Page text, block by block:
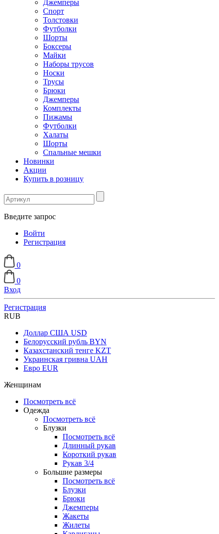
Джемперы
Спорт
Толстовки
Футболки
Шорты
Боксеры
Майки
Наборы трусов
Носки
Трусы
Брюки
Джемперы
Комплекты
Пижамы
Футболки
Халаты
Шорты
Спальные мешки
Новинки
Акции
Купить в розницу
Введите запрос
Войти
Регистрация
0
0
Вход
Регистрация
RUB
Доллар США USD
Белорусский рубль BYN
Казахстанский тенге KZT
Украинская гривна UAH
Евро EUR
Женщинам
Посмотреть всё
Одежда
Посмотреть всё
Блузки
Посмотреть всё
Длинный рукав
Короткий рукав
Рукав 3/4
Большие размеры
Посмотреть всё
Блузки
Брюки
Джемперы
Жакеты
Жилеты